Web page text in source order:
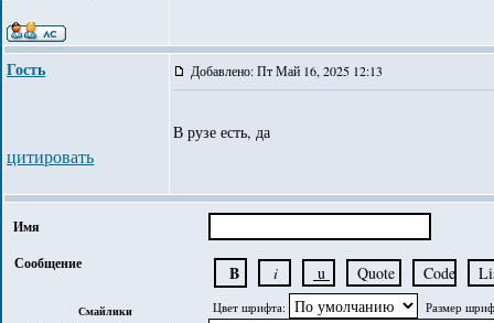
Гость
цитировать
Добавлено: Пт Май 16, 2025 12:13
В рузе есть, да
Имя
Сообщение
Смайлики Цвет шрифта: Размер